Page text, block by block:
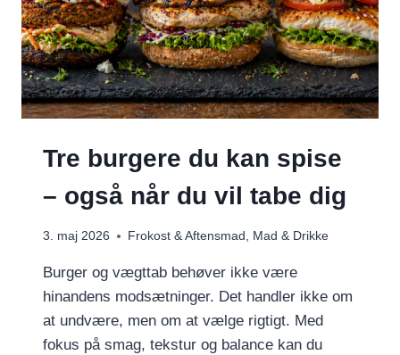
Tre burgere du kan spise
– også når du vil tabe dig
3. maj 2026 Frokost & Aftensmad , Mad & Drikke
Burger og vægttab behøver ikke være
hinandens modsætninger. Det handler ikke om
at undvære, men om at vælge rigtigt. Med
fokus på smag, tekstur og balance kan du